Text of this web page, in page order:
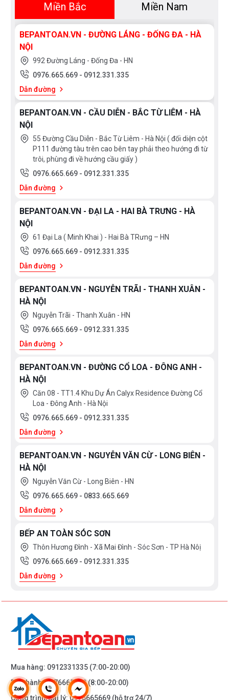
Miền Bắc Miền Nam
BEPANTOAN.VN - ĐƯỜNG LÁNG - ĐỐNG ĐA - HÀ
NỘI
992 Đường Láng - Đống Đa - HN
0976.665.669 - 0912.331.335
Dẫn đường
BEPANTOAN.VN - CẦU DIỄN - BẮC TỪ LIÊM - HÀ
NỘI
55 Đường Cầu Diễn - Bắc Từ Liêm - Hà Nội ( đối diện cột
P111 đường tàu trên cao bên tay phải theo hướng đi từ
trôi, phùng đi về hướng cầu giấy )
0976.665.669 - 0912.331.335
Dẫn đường
BEPANTOAN.VN - ĐẠI LA - HAI BÀ TRƯNG - HÀ
NỘI
61 Đại La ( Minh Khai ) - Hai Bà TRưng – HN
0976.665.669 - 0912.331.335
Dẫn đường
BEPANTOAN.VN - NGUYỄN TRÃI - THANH XUÂN -
HÀ NỘI
Nguyễn Trãi - Thanh Xuân - HN
0976.665.669 - 0912.331.335
Dẫn đường
BEPANTOAN.VN - ĐƯỜNG CỔ LOA - ĐÔNG ANH -
HÀ NỘI
Căn 08 - TT1.4 Khu Dự Án Calyx Residence Đường Cổ
Loa - Đông Anh - Hà Nội
0976.665.669 - 0912.331.335
Dẫn đường
BEPANTOAN.VN - NGUYỄN VĂN CỪ - LONG BIÊN -
HÀ NỘI
Nguyễn Văn Cừ - Long Biên - HN
0976.665.669 - 0833.665.669
Dẫn đường
BẾP AN TOÀN SÓC SƠN
Thôn Hương Đình - Xã Mai Đình - Sóc Sơn - TP Hà Nôị
0976.665.669 - 0912.331.335
Dẫn đường
Mua hàng: 0912331335 (7:00-20:00)
Bảo hành:0976665669(8:00-20:00)
Công trình/Đại lý:0976665669 (hỗ trợ 24/7)